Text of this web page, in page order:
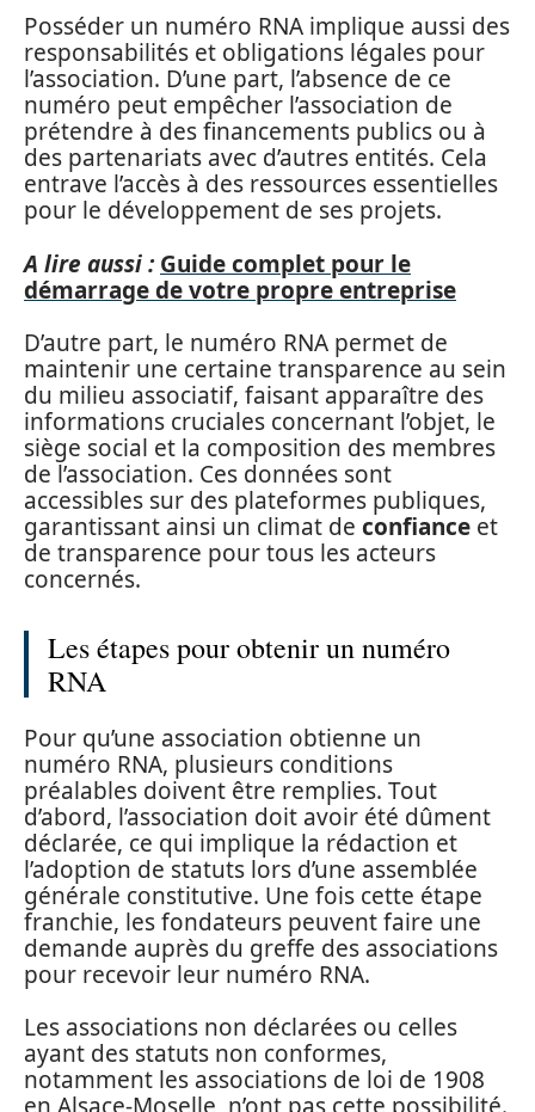
Posséder un numéro RNA implique aussi des
responsabilités et obligations légales pour
l’association. D’une part, l’absence de ce
numéro peut empêcher l’association de
prétendre à des financements publics ou à
des partenariats avec d’autres entités. Cela
entrave l’accès à des ressources essentielles
pour le développement de ses projets.
A lire aussi : Guide complet pour le
démarrage de votre propre entreprise
D’autre part, le numéro RNA permet de
maintenir une certaine transparence au sein
du milieu associatif, faisant apparaître des
informations cruciales concernant l’objet, le
siège social et la composition des membres
de l’association. Ces données sont
accessibles sur des plateformes publiques,
garantissant ainsi un climat de confiance et
de transparence pour tous les acteurs
concernés.
Les étapes pour obtenir un numéro
RNA
Pour qu’une association obtienne un
numéro RNA, plusieurs conditions
préalables doivent être remplies. Tout
d’abord, l’association doit avoir été dûment
déclarée, ce qui implique la rédaction et
l’adoption de statuts lors d’une assemblée
générale constitutive. Une fois cette étape
franchie, les fondateurs peuvent faire une
demande auprès du greffe des associations
pour recevoir leur numéro RNA.
Les associations non déclarées ou celles
ayant des statuts non conformes,
notamment les associations de loi de 1908